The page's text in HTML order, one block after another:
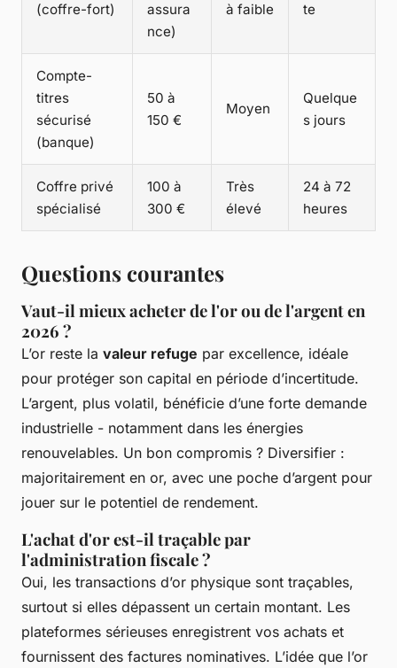
(coffre-fort)
assura
nce)
à faible
te
Compte-
titres
sécurisé
(banque)
50 à
150 €
Moyen
Quelque
s jours
Coffre privé
spécialisé
100 à
300 €
Très
élevé
24 à 72
heures
Questions courantes
Vaut-il mieux acheter de l'or ou de l'argent en
2026 ?
L’or reste la valeur refuge par excellence, idéale
pour protéger son capital en période d’incertitude.
L’argent, plus volatil, bénéficie d’une forte demande
industrielle - notamment dans les énergies
renouvelables. Un bon compromis ? Diversifier :
majoritairement en or, avec une poche d’argent pour
jouer sur le potentiel de rendement.
L'achat d'or est-il traçable par
l'administration fiscale ?
Oui, les transactions d’or physique sont traçables,
surtout si elles dépassent un certain montant. Les
plateformes sérieuses enregistrent vos achats et
fournissent des factures nominatives. L’idée que l’or